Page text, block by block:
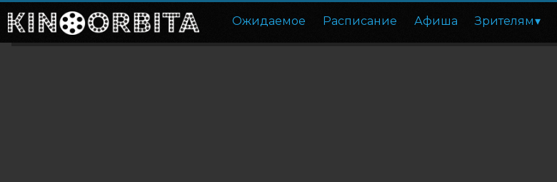
Ожидаемое Расписание Афиша Зрителям